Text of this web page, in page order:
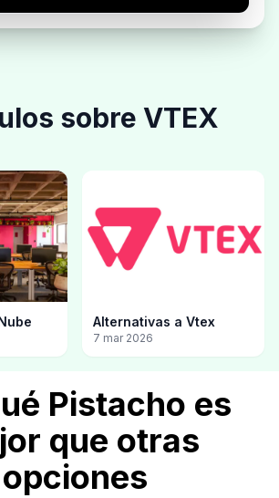
sobre VTEX
Alternativas a Vtex
7 mar 2026
Pistacho es
que otras
opciones